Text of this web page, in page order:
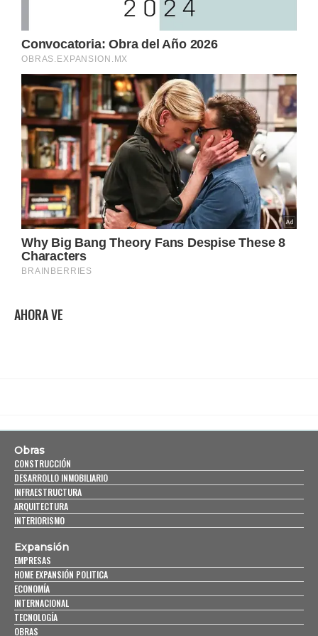
AHORA VE
Obras
CONSTRUCCIÓN
DESARROLLO INMOBILIARIO
INFRAESTRUCTURA
ARQUITECTURA
INTERIORISMO
Expansión
EMPRESAS
HOME EXPANSIÓN POLITICA
ECONOMÍA
INTERNACIONAL
TECNOLOGÍA
OBRAS